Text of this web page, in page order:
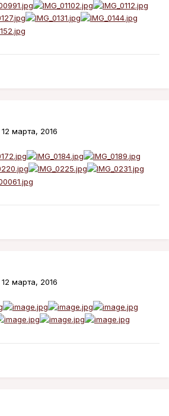
12 марта, 2016
12 марта, 2016